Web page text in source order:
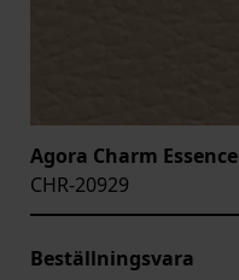
Agora Charm Essence
CHR-20929
Beställningsvara